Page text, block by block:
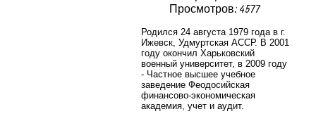
Просмотров: 4577
Родился 24 августа 1979 года в г.
Ижевск, Удмуртская АССР. В 2001
году окончил Харьковский
военный университет, в 2009 году
- Частное высшее учебное
заведение Феодосийская
финансово-экономическая
академия, учет и аудит.